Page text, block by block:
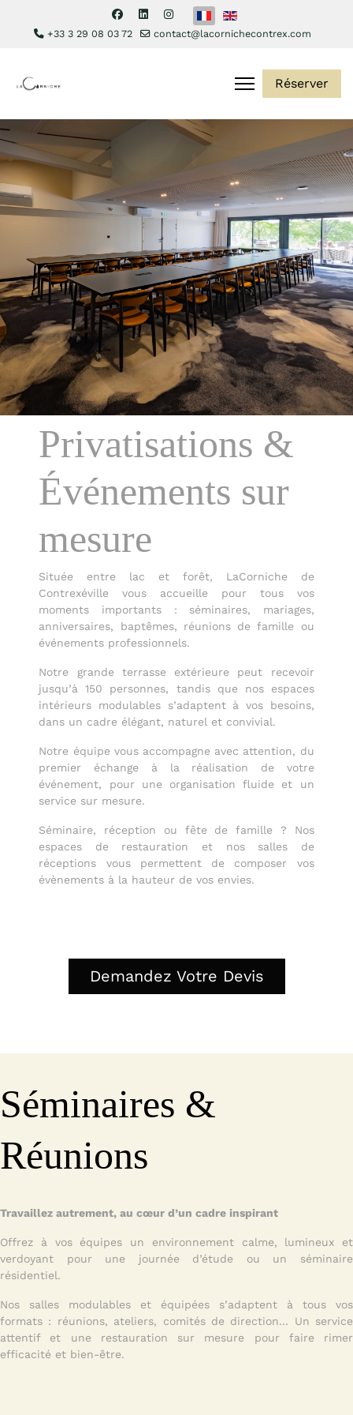
Sélectionnez votre langue
+33 3 29 08 03 72 contact@lacornichecontrex.com
Réserver
Privatisations &
Événements sur
mesure
Située entre lac et forêt, LaCorniche de
Contrexéville vous accueille pour tous vos
moments importants : séminaires, mariages,
anniversaires, baptêmes, réunions de famille ou
événements professionnels.
Notre grande terrasse extérieure peut recevoir
jusqu’à 150 personnes, tandis que nos espaces
intérieurs modulables s’adaptent à vos besoins,
dans un cadre élégant, naturel et convivial.
Notre équipe vous accompagne avec attention, du
premier échange à la réalisation de votre
événement, pour une organisation fluide et un
service sur mesure.
Séminaire, réception ou fête de famille ? Nos
espaces de restauration et nos salles de
réceptions vous permettent de composer vos
évènements à la hauteur de vos envies.
Demandez Votre Devis
Séminaires &
Réunions
Travaillez autrement, au cœur d’un cadre inspirant
Offrez à vos équipes un environnement calme, lumineux et
verdoyant pour une journée d’étude ou un séminaire
résidentiel.
Nos salles modulables et équipées s’adaptent à tous vos
formats : réunions, ateliers, comités de direction... Un service
attentif et une restauration sur mesure pour faire rimer
efficacité et bien-être.